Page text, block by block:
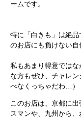
ームです。
特に「白きも」は絶
のお店にも負けない
私もあまり得意では
な方もぜひ、チャレ
べなくっちゃだわ…）
このお店は、京都に
スマンや、九州から